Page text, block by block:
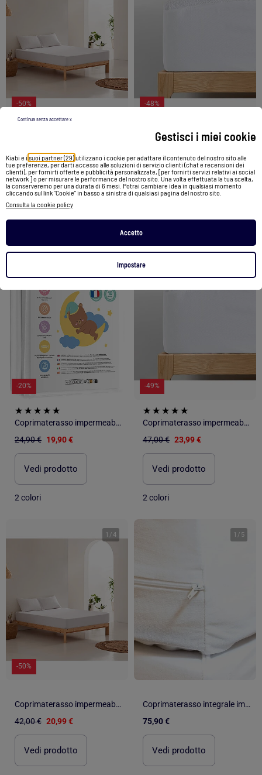
Gestisci i miei cookie
Kiabi e isuoi partner (29)utilizzano i cookie per adattare il contenuto del nostro sito alle
tue preferenze, per darti accesso alle soluzioni di servizio clienti (chat e recensioni dei
clienti), per fornirti offerte e pubblicità personalizzate, [per fornirti servizi relativi ai social
network ] o per misurare le performance del nostro sito. Una volta effettuata la tua scelta,
la conserveremo per una durata di 6 mesi. Potrai cambiare idea in qualsiasi momento
cliccando sul link "Cookie" in basso a sinistra di qualsiasi pagina del nostro sito.
Consulta la cookie policy
Accetto
Impostare
Continua senza accettare x
-50%
32,00 € 15,99 €
Vedi prodotto
-48%
Coprimaterasso impermeabile Rizo algodón "Happyfriday
27,00 € 13,99 €
Vedi prodotto
1/5
-20%
Coprimaterasso impermeabile per neonati 90X190 | SUPERBE BEBE
24,90 € 19,90 €
Vedi prodotto
2 colori
1/5
-49%
Coprimaterasso impermeabile Rizo algodón "Happyfriday
47,00 € 23,99 €
Vedi prodotto
2 colori
1 /4
-50%
Coprimaterasso impermeabile in spugna, 100% cotone, elasticizzato, altezza 30 cm - Gamusi.
42,00 € 20,99 €
Vedi prodotto
1 / 5
Coprimaterasso integrale impermeabile e traspirante INTEGRAL
75,90 €
Vedi prodotto